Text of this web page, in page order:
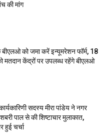
की मांग
को जमा करें इन्यूमरेशन फॉर्म, 18
मतदान केंद्रों पर उपलब्ध रहेंगे बीएलओ
सदस्य मीरा पांडेय ने नगर
पाल से की शिष्टाचार मुलाकात,
हुई चर्चा